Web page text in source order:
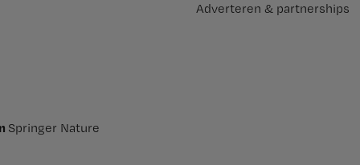
Adverteren & partnerships
Springer Nature